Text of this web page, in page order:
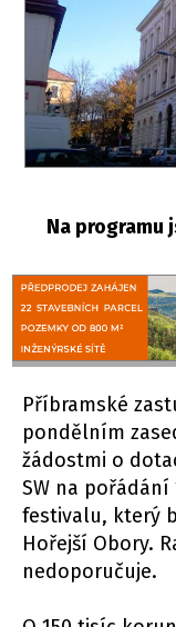
Na programu
Příbramské
pondělním
žádostmi o
SW na
festivalu, který
Hořejší Obory.
nedoporučuje.